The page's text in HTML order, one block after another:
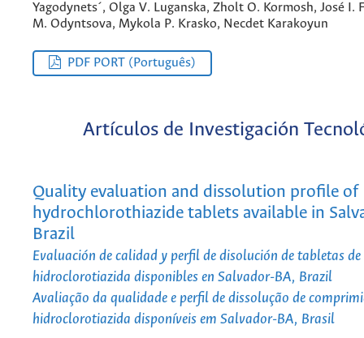
Yagodynets´, Olga V. Luganska, Zholt O. Kormosh, José I.
M. Odyntsova, Mykola P. Krasko, Necdet Karakoyun
PDF PORT (Português)
Artículos de Investigación
Quality evaluation and dissolution profile of
hydrochlorothiazide tablets available in
Brazil
Evaluación de calidad y perfil de disolución de tabletas de
hidroclorotiazida disponibles en Salvador-BA, Brazil
Avaliação da qualidade e perfil de dissolução de
hidroclorotiazida disponíveis em Salvador-BA, Brasil